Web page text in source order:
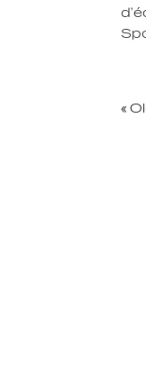
«